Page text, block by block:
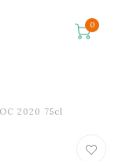
0
2020 75cl